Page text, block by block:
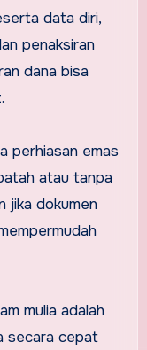
data diri,
penaksiran
dana bisa
perhiasan emas
atau tanpa
jika dokumen
mulia adalah
secara cepat